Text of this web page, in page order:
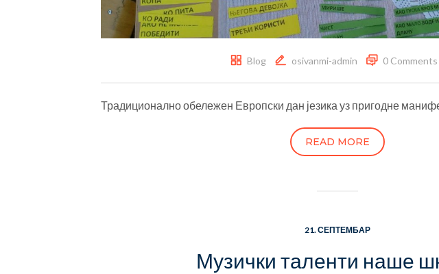
Blog osivanmi-admin 0 Comments
Традиционално обележен Европски дан језика уз пригодне
READ MORE
21. СЕПТЕМБАР
Музички таленти наше